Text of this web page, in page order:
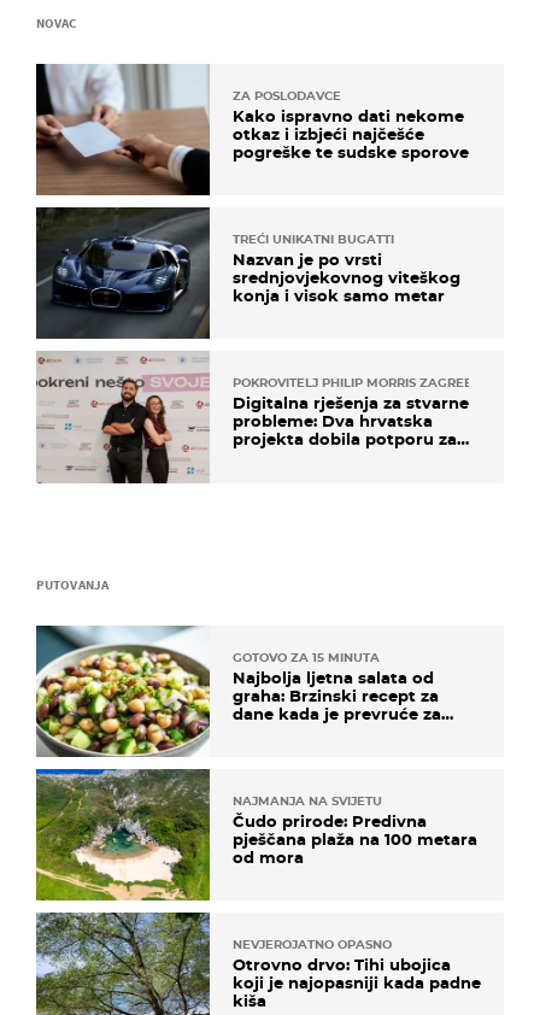
PUTOVANJA
GOTOVO ZA 15 MINUTA
Najbolja ljetna salata od
graha: Brzinski recept za
dane kada je prevruće za
NAJMANJA NA SVIJETU
Čudo prirode: Predivna
pješčana plaža na 100 metara
od mora
NEVJEROJATNO OPASNO
Otrovno drvo: Tihi ubojica
koji je najopasniji kada padne
kiša
NOVAC
ZA POSLODAVCE
Kako ispravno dati nekome
otkaz i izbjeći najčešće
pogreške te sudske sporove
TREĆI UNIKATNI BUGATTI
Nazvan je po vrsti
srednjovjekovnog viteškog
konja i visok samo metar
POKROVITELJ PHILIP MORRIS ZAGREB
Digitalna rješenja za stvarne
probleme: Dva hrvatska
projekta dobila potporu za